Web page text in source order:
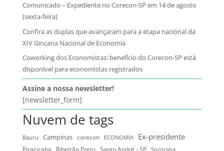
Comunicado – Expediente no Corecon-SP em 14 de agosto
(sexta-feira)
Confira as duplas que avançaram para a etapa nacional da
XIV Gincana Nacional de Economia
Coworking dos Economistas: benefício do Corecon-SP está
disponível para economistas registrados
Assine a nossa newsletter!
[newsletter_form]
Nuvem de tags
Bauru Campinas corecon ECONOMIA Ex-presidente
Piracicaba